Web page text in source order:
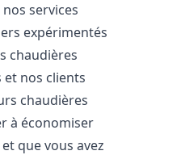
services
expérimentés
chaudières
nos clients
chaudières
à économiser
et que vous avez